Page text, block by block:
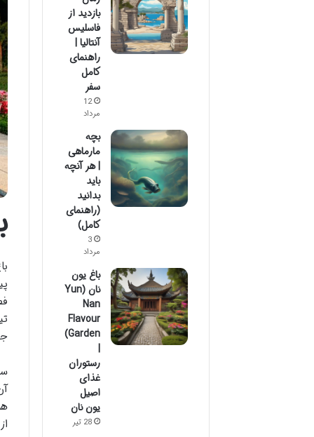
بازدید از
فاسلیس
آنتالیا |
راهنمای
کامل
سفر
12
مرداد
بچه
مارماهی
| هر آنچه
باید
بدانید
(راهنمای
کامل)
3
مرداد
باغ یون
نان (Yun
Nan
Flavour
Garden)
|
رستوران
غذای
اصیل
یون نان
28 تیر